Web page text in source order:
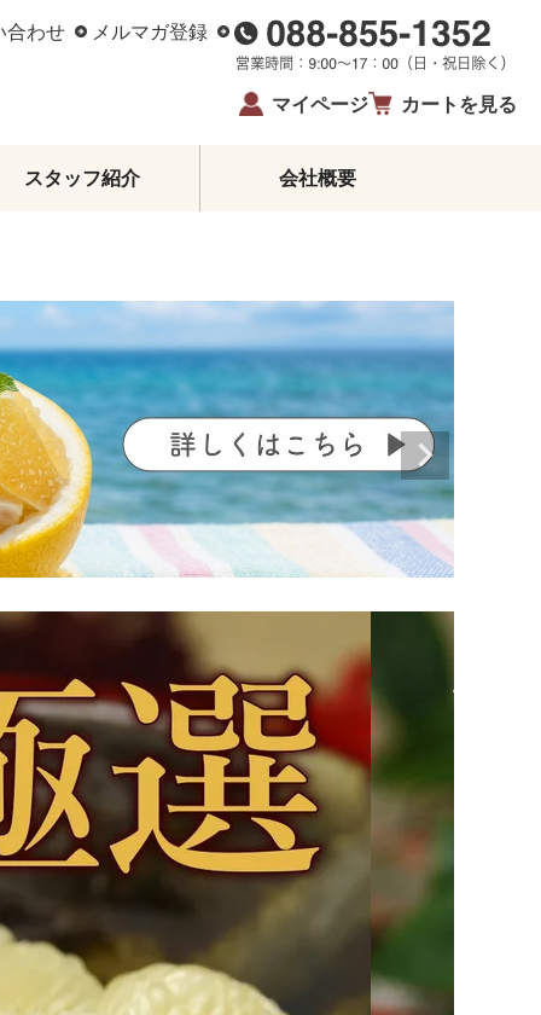
合わせ メルマガ登録
マイページ カートを見る
ゼリー・アイス
夏ギフト・お中元
お歳暮
生姜
鰹のたたき
坂本龍馬グッズ
スタッフ紹介 会社概要